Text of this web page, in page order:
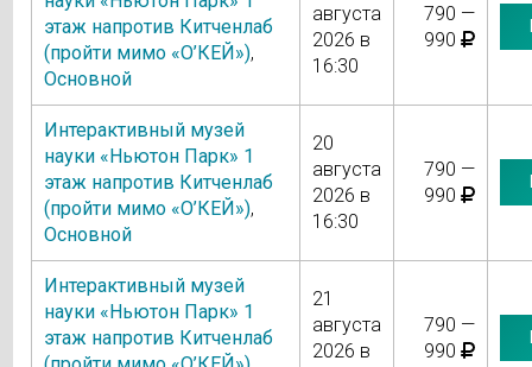
этаж напротив Китченлаб
(пройти мимо «О’КЕЙ»),
Основной
августа
2026 в
16:30
790 —
990
Интерактивный музей
науки «Ньютон Парк» 1
этаж напротив Китченлаб
(пройти мимо «О’КЕЙ»),
Основной
20
августа
2026 в
16:30
790 —
990
Интерактивный музей
науки «Ньютон Парк» 1
этаж напротив Китченлаб
21
августа
2026 в
790 —
990